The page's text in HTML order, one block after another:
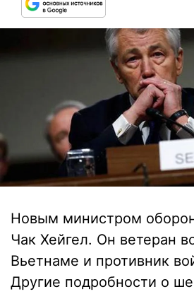
Новым министром
Чак Хейгел. Он ветеран
Вьетнаме и противник
Другие подробности о